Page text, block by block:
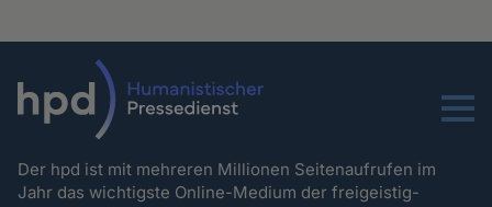
Menu
Der hpd ist mit mehreren Millionen Seitenaufrufen im
Jahr das wichtigste Online-Medium der freigeistig-